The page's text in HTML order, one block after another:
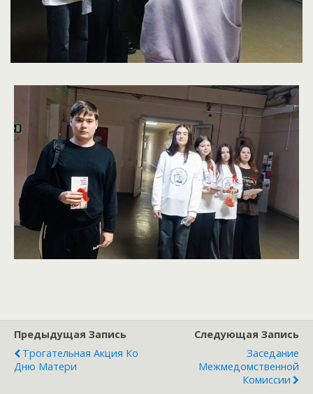
Предыдущая Запись
Трогательная Акция Ко
Дню Матери
Следующая Запись
Заседание
Межмедомственной
Комиссии